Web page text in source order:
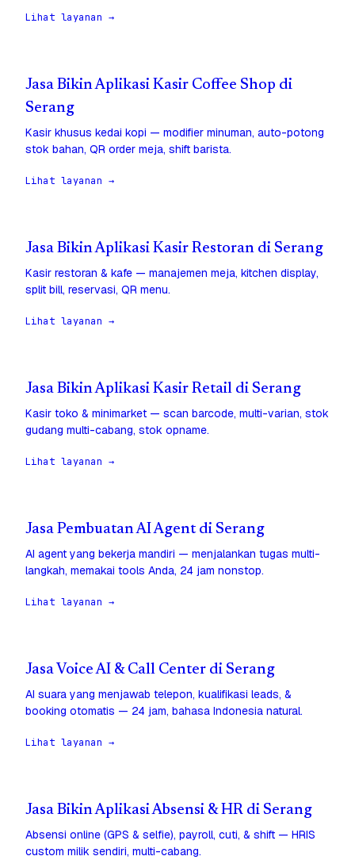
Lihat layanan →
Jasa Bikin Aplikasi Kasir Coffee Shop di
Serang
Kasir khusus kedai kopi — modifier minuman, auto-potong
stok bahan, QR order meja, shift barista.
Lihat layanan →
Jasa Bikin Aplikasi Kasir Restoran di Serang
Kasir restoran & kafe — manajemen meja, kitchen display,
split bill, reservasi, QR menu.
Lihat layanan →
Jasa Bikin Aplikasi Kasir Retail di Serang
Kasir toko & minimarket — scan barcode, multi-varian, stok
gudang multi-cabang, stok opname.
Lihat layanan →
Jasa Pembuatan AI Agent di Serang
AI agent yang bekerja mandiri — menjalankan tugas multi-
langkah, memakai tools Anda, 24 jam nonstop.
Lihat layanan →
Jasa Voice AI & Call Center di Serang
AI suara yang menjawab telepon, kualifikasi leads, &
booking otomatis — 24 jam, bahasa Indonesia natural.
Lihat layanan →
Jasa Bikin Aplikasi Absensi & HR di Serang
Absensi online (GPS & selfie), payroll, cuti, & shift — HRIS
custom milik sendiri, multi-cabang.